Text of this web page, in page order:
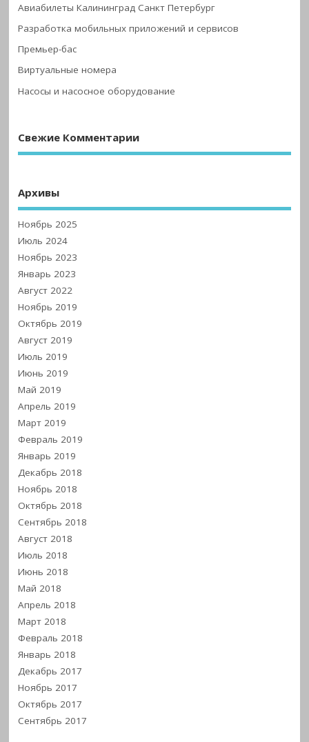
Авиабилеты Калининград Санкт Петербург
Разработка мобильных приложений и сервисов
Премьер-бас
Виртуальные номера
Насосы и насосное оборудование
Свежие Комментарии
Архивы
Ноябрь 2025
Июль 2024
Ноябрь 2023
Январь 2023
Август 2022
Ноябрь 2019
Октябрь 2019
Август 2019
Июль 2019
Июнь 2019
Май 2019
Апрель 2019
Март 2019
Февраль 2019
Январь 2019
Декабрь 2018
Ноябрь 2018
Октябрь 2018
Сентябрь 2018
Август 2018
Июль 2018
Июнь 2018
Май 2018
Апрель 2018
Март 2018
Февраль 2018
Январь 2018
Декабрь 2017
Ноябрь 2017
Октябрь 2017
Сентябрь 2017